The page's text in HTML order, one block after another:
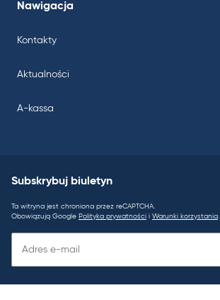
Nawigacja
Kontakty
Aktualności
A-kassa
Subskrybuj biuletyn
Ta witryna jest chroniona przez reCAPTCHA.
Obowiązują Google Polityka prywatności i Warunki korzystania.
biuletyn: